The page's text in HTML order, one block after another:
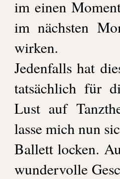
im einen
im nächsten
wirken.
Jedenfalls hat
tatsächlich für
Lust auf
lasse mich nun
Ballett locken.
wundervolle